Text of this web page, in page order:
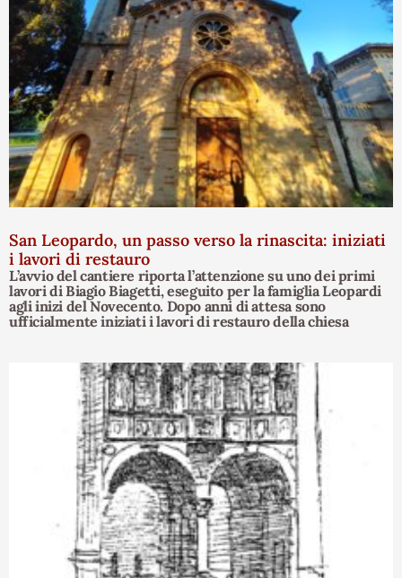
San Leopardo, un passo verso la rinascita: iniziati
i lavori di restauro
L’avvio del cantiere riporta l’attenzione su uno dei primi
lavori di Biagio Biagetti, eseguito per la famiglia Leopardi
agli inizi del Novecento. Dopo anni di attesa sono
ufficialmente iniziati i lavori di restauro della chiesa